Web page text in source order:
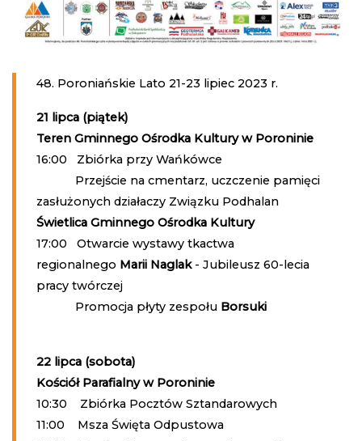
48. Poroniańskie Lato 21-23 lipiec 2023 r.
21 lipca (piątek)
Teren Gminnego Ośrodka Kultury w Poroninie
16:00 Zbiórka przy Wańkówce
Przejście na cmentarz, uczczenie pamięci
zasłużonych działaczy Związku Podhalan
Świetlica Gminnego Ośrodka Kultury
17:00 Otwarcie wystawy tkactwa
regionalnego Marii Naglak- Jubileusz 60-lecia
pracy twórczej
Promocja płyty zespołu Borsuki
22 lipca (sobota)
Kościół Parafialny w Poroninie
10:30 Zbiórka Pocztów Sztandarowych
11:00 Msza Święta Odpustowa